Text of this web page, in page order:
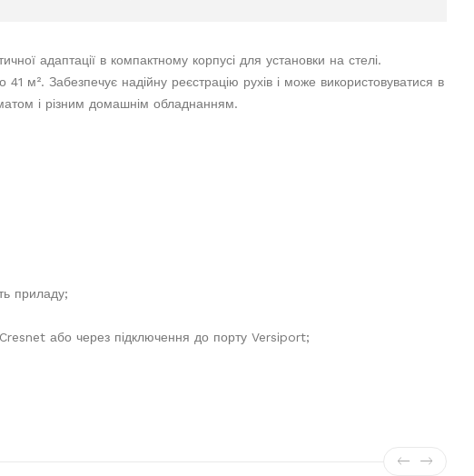
адаптації в компактному корпусі для установки на стелі.
Забезпечує надійну реєстрацію рухів і може використовуватися в
і різним домашнім обладнанням.
приладу;
або через підключення до порту Versiport;